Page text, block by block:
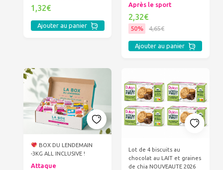
1,32€
Ajouter au panier
Après le sport
2,32€
50% 4,65€
Ajouter au panier
BOX DU LENDEMAIN
-3KG ALL INCLUSIVE !
Attaque
Lot de 4 biscuits au
chocolat au LAIT et graines
de chia NOUVEAUTE 2026